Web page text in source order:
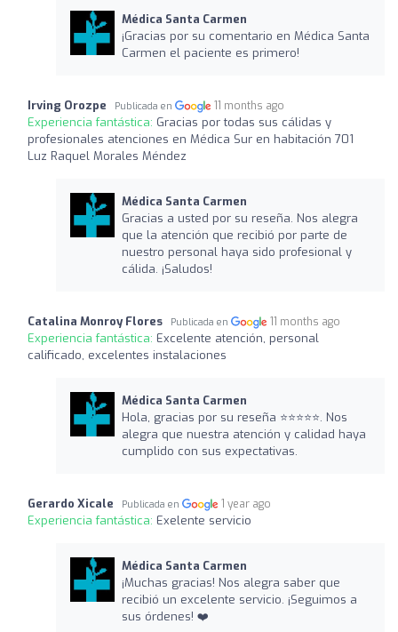
Médica Santa Carmen
¡Gracias por su comentario en Médica Santa
Carmen el paciente es primero!
Irving Orozpe Publicada en 11 months ago
Experiencia fantástica: Gracias por todas sus cálidas y
profesionales atenciones en Médica Sur en habitación 701
Luz Raquel Morales Méndez
Médica Santa Carmen
Gracias a usted por su reseña. Nos alegra
que la atención que recibió por parte de
nuestro personal haya sido profesional y
cálida. ¡Saludos!
Catalina Monroy Flores Publicada en 11 months ago
Experiencia fantástica: Excelente atención, personal
calificado, excelentes instalaciones
Médica Santa Carmen
Hola, gracias por su reseña ⭐⭐⭐⭐⭐. Nos
alegra que nuestra atención y calidad haya
cumplido con sus expectativas.
Gerardo Xicale Publicada en 1 year ago
Experiencia fantástica: Exelente servicio
Médica Santa Carmen
¡Muchas gracias! Nos alegra saber que
recibió un excelente servicio. ¡Seguimos a
sus órdenes! ❤️